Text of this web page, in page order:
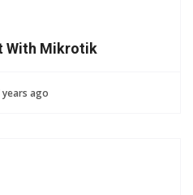
With Mikrotik
ago